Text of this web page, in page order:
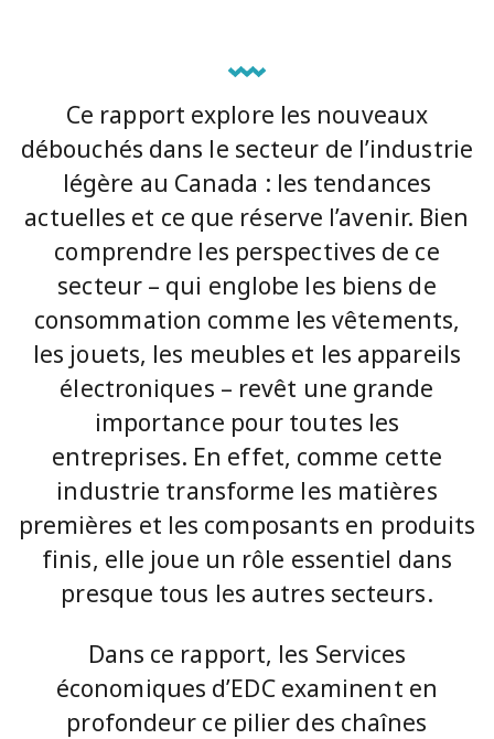
Ce rapport explore les nouveaux
débouchés dans le secteur de l’industrie
légère au Canada : les tendances
actuelles et ce que réserve l’avenir. Bien
comprendre les perspectives de ce
secteur – qui englobe les biens de
consommation comme les vêtements,
les jouets, les meubles et les appareils
électroniques – revêt une grande
importance pour toutes les
entreprises. En effet, comme cette
industrie transforme les matières
premières et les composants en produits
finis, elle joue un rôle essentiel dans
presque tous les autres secteurs.
Dans ce rapport, les Services
économiques d’EDC examinent en
profondeur ce pilier des chaînes